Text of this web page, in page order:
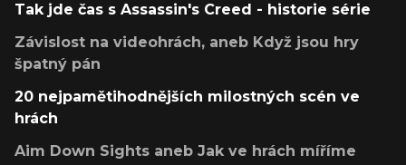
Tak jde čas s Assassin's Creed - historie série
Závislost na videohrách, aneb Když jsou hry
špatný pán
20 nejpamětihodnějších milostných scén ve
hrách
Aim Down Sights aneb Jak ve hrách míříme